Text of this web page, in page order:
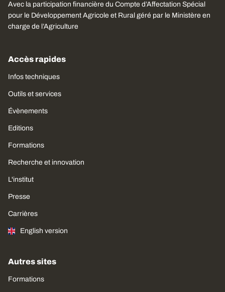
Avec la participation financière du Compte d’Affectation Spécial
pour le Développement Agricole et Rural géré par le Ministère en
charge de l’Agriculture
Accès rapides
Infos techniques
Outils et services
Évènements
Editions
Formations
Recherche et innovation
L'institut
Presse
Carrières
English version
Autres sites
Formations